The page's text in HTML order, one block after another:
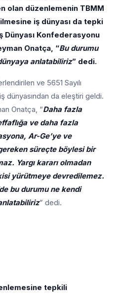
olan düzenlemenin TBMM
iş dünyası da tepki
Konfederasyonu
Onatça, “Bu durumu
anlatabiliriz” dedi.
ve 5651 Sayılı
dünyasından da eleştiri geldi.
Onatça, “Daha fazla
ve daha fazla
Ar-Ge’ye ve
süreçte böylesi bir
Yargı kararı olmadan
yürütmeye devredilemez.
bu durumu ne kendi
” dedi.
tepkili